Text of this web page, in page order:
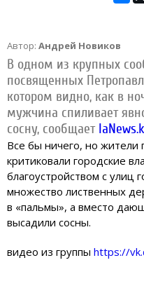
Автор: Андрей Новиков
В одном из крупных
посвященных
котором видно, как в
мужчина спиливает
сосну, сообщает
Все бы ничего, но жители
критиковали городские
благоустройством с улиц
множество лиственных
в «пальмы», а вместо
высадили сосны.
видео из группы https://